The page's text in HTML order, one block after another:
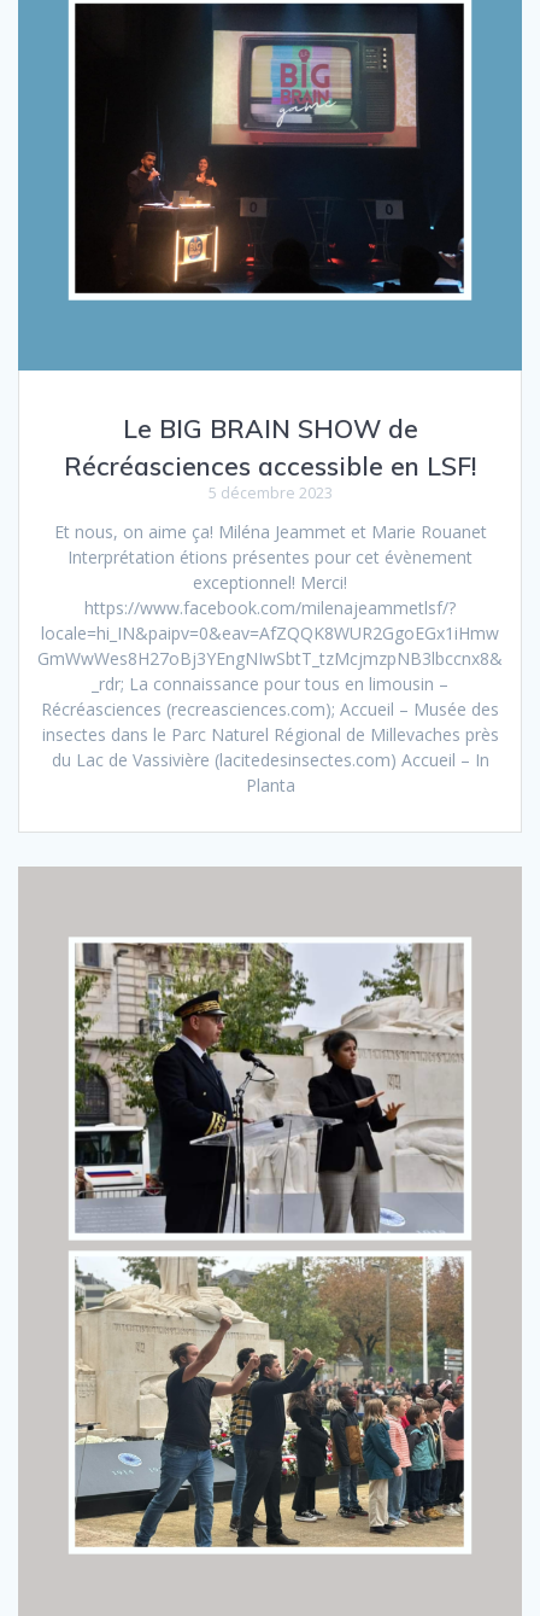
Le BIG BRAIN SHOW de
Récréasciences accessible en LSF!
5 décembre 2023
Et nous, on aime ça! Miléna Jeammet et Marie Rouanet
Interprétation étions présentes pour cet évènement
exceptionnel! Merci!
https://www.facebook.com/milenajeammetlsf/?
locale=hi_IN&paipv=0&eav=AfZQQK8WUR2GgoEGx1iHmw
GmWwWes8H27oBj3YEngNIwSbtT_tzMcjmzpNB3lbccnx8&
_rdr; La connaissance pour tous en limousin –
Récréasciences (recreasciences.com); Accueil – Musée des
insectes dans le Parc Naturel Régional de Millevaches près
du Lac de Vassivière (lacitedesinsectes.com) Accueil – In
Planta